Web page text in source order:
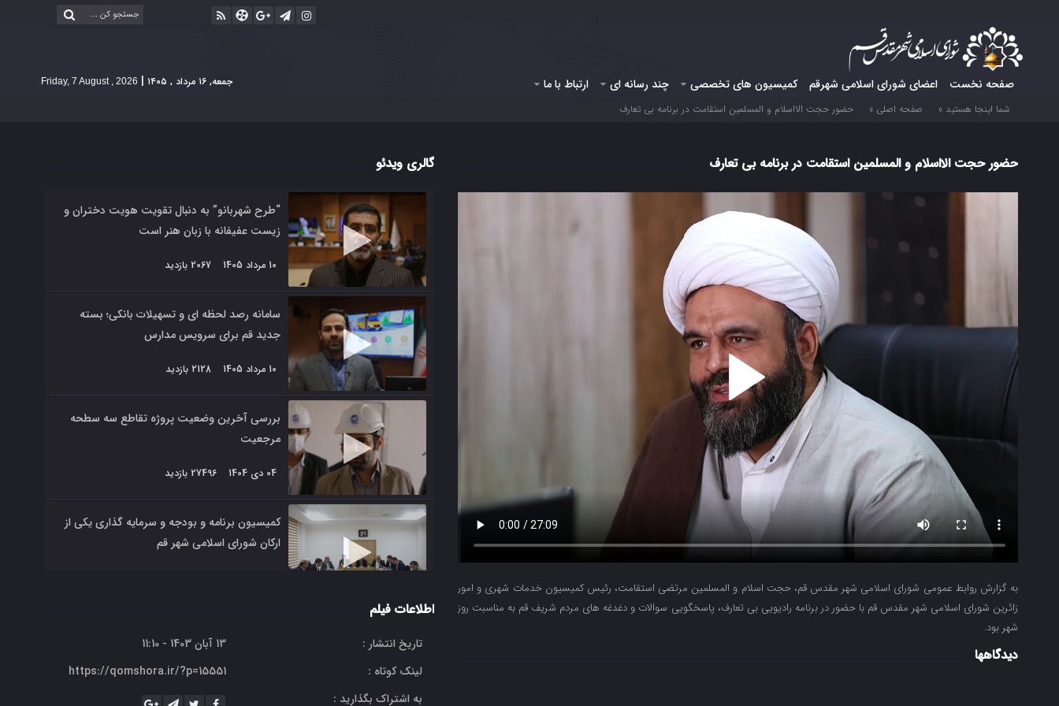
صفحه نخست اعضای شورای اسلامی شهرقم کمیسیون های تخصصی چند رسانه ای ارتباط با ما جمعه, ۱۶ مرداد , ۱۴۰۵ |
Friday, 7 August , 2026
شما اینجا هستید » صفحه اصلی » حضور حجت الااسلام و المسلمین استقامت در برنامه بی تعارف
حضور حجت الااسلام و المسلمین استقامت در برنامه بی تعارف
به گزارش روابط عمومی شورای اسلامی شهر مقدس قم، حجت اسلام و المسلمین مرتضی استقامت، رئیس کمیسیون خدمات شهری و امور
زائرین شورای اسلامی شهر مقدس قم با حضور در برنامه رادیویی بی تعارف، پاسخگویی سوالات و دغدغه های مردم شریف قم به مناسبت روز
شهر بود.
دیدگاهها
گالری ویدئو
“طرح شهربانو” به دنبال تقویت هویت دختران و
زیست عفیفانه با زبان هنر است
10 مرداد 1405 2067 بازدید
سامانه رصد لحظه ای و تسهیلات بانکی؛ بسته
جدید قم برای سرویس مدارس
10 مرداد 1405 2128 بازدید
بررسی آخرین وضعیت پروژه تقاطع سه سطحه
مرجعیت
04 دی 1404 27496 بازدید
کمیسیون برنامه و بودجه و سرمایه گذاری یکی از
ارکان شورای اسلامی شهر قم
اطلاعات فیلم
تاریخ انتشار :
13 آبان 1403 - 11:10
لینک کوتاه :
https://qomshora.ir/?p=15551
به اشتراک بگذارید :